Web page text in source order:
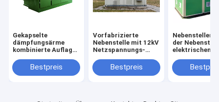
Gekapselte
dämpfungsärme
kombinierte Auflage
vorfabrizierte
Nebenstelle des
Bestpreis
Vorfabrizierte
Nebenstelle mit 12kV
Netzspannungs-
Transformator
fabrizierte kompakte
Bestpreis
der
elektrischen
vorfabrizierte
kombinierte